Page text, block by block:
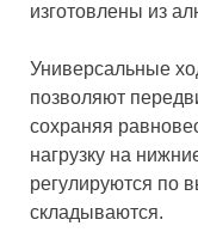
изготовлены из
Универсальные
позволяют
сохраняя
нагрузку на
регулируются по
складываются.